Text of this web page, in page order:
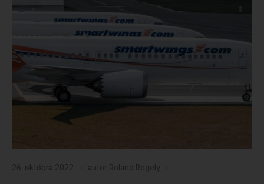
26. októbra 2022 autor Roland Regely